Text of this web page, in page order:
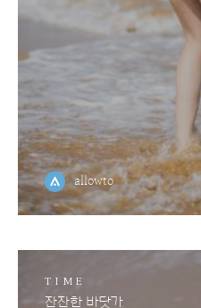
allowto
TIME
잔잔한 바닷가